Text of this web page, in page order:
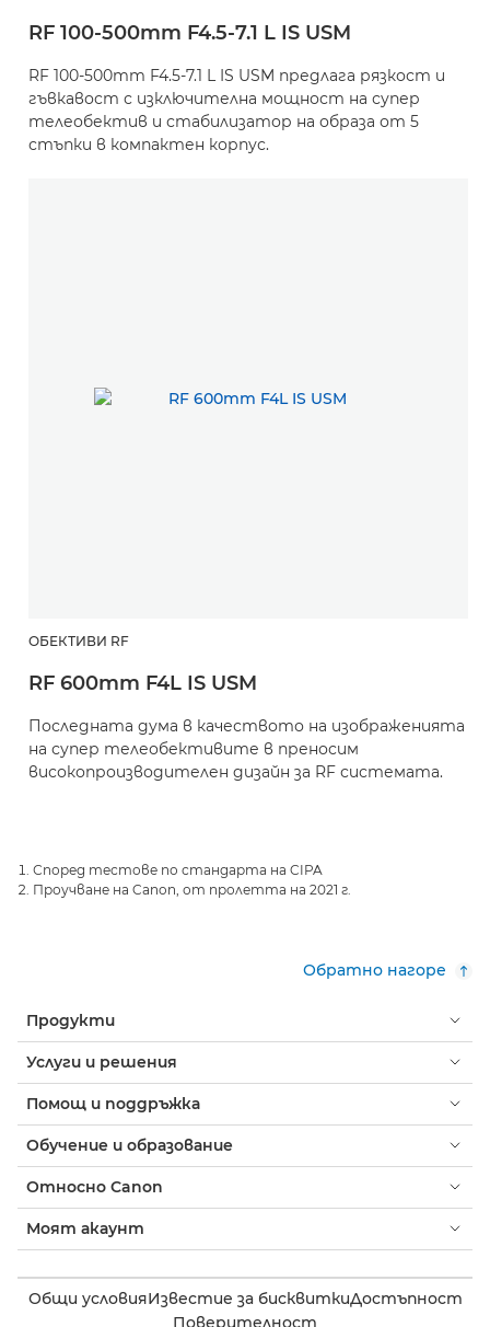
RF 100-500mm F4.5-7.1 L IS USM
RF 100-500mm F4.5-7.1 L IS USM предлага рязкост и
гъвкавост с изключителна мощност на супер
телеобектив и стабилизатор на образа от 5
стъпки в компактен корпус.
ОБЕКТИВИ RF
RF 600mm F4L IS USM
Последната дума в качеството на изображенията
на супер телеобективите в преносим
високопроизводителен дизайн за RF системата.
Според тестове по стандарта на CIPA
Проучване на Canon, от пролетта на 2021 г.
Обратно нагоре
Продукти
Услуги и решения
Помощ и поддръжка
Обучение и образование
Относно Canon
Моят акаунт
Общи условияИзвестие за бисквиткиДостъпност
Поверителност